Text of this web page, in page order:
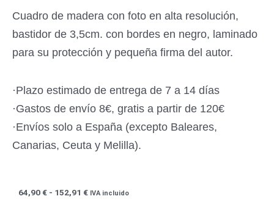
Cuadro de madera con foto en alta resolución,
bastidor de 3,5cm. con bordes en negro, laminado
para su protección y pequeña firma del autor.
·Plazo estimado de entrega de 7 a 14 días
·Gastos de envío 8€, gratis a partir de 120€
·Envíos solo a España (excepto Baleares,
Canarias, Ceuta y Melilla).
64,90€ - 152,91 €Rango
IVA incluido